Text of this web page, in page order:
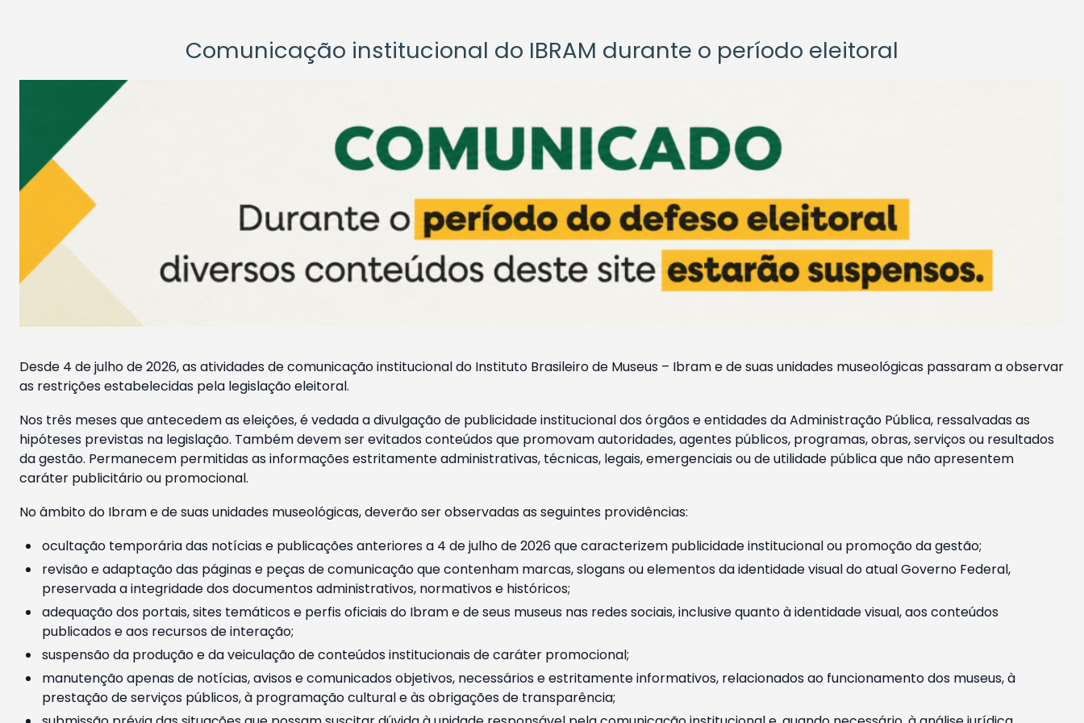
Comunicação institucional do IBRAM durante o período eleitoral
Desde 4 de julho de 2026, as atividades de comunicação institucional do Instituto Brasileiro de Museus – Ibram e de suas unidades museológicas passaram a observar
as restrições estabelecidas pela legislação eleitoral.
Nos três meses que antecedem as eleições, é vedada a divulgação de publicidade institucional dos órgãos e entidades da Administração Pública, ressalvadas as
hipóteses previstas na legislação. Também devem ser evitados conteúdos que promovam autoridades, agentes públicos, programas, obras, serviços ou resultados
da gestão. Permanecem permitidas as informações estritamente administrativas, técnicas, legais, emergenciais ou de utilidade pública que não apresentem
caráter publicitário ou promocional.
No âmbito do Ibram e de suas unidades museológicas, deverão ser observadas as seguintes providências:
ocultação temporária das notícias e publicações anteriores a 4 de julho de 2026 que caracterizem publicidade institucional ou promoção da gestão;
revisão e adaptação das páginas e peças de comunicação que contenham marcas, slogans ou elementos da identidade visual do atual Governo Federal,
preservada a integridade dos documentos administrativos, normativos e históricos;
adequação dos portais, sites temáticos e perfis oficiais do Ibram e de seus museus nas redes sociais, inclusive quanto à identidade visual, aos conteúdos
publicados e aos recursos de interação;
suspensão da produção e da veiculação de conteúdos institucionais de caráter promocional;
manutenção apenas de notícias, avisos e comunicados objetivos, necessários e estritamente informativos, relacionados ao funcionamento dos museus, à
prestação de serviços públicos, à programação cultural e às obrigações de transparência;